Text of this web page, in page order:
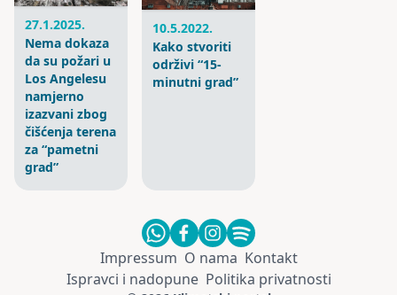
27.1.2025.
Nema dokaza
da su požari u
Los Angelesu
namjerno
izazvani zbog
čišćenja terena
za “pametni
grad”
10.5.2022.
Kako stvoriti
održivi “15-
minutni grad”
Impressum O nama Kontakt
Ispravci i nadopune Politika privatnosti